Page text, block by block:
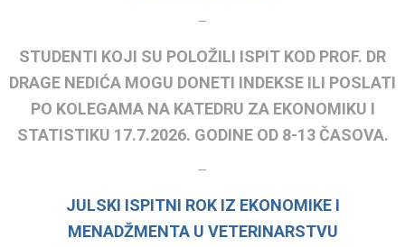
–
STUDENTI KOJI SU POLOŽILI ISPIT KOD PROF. DR
DRAGE NEDIĆA MOGU DONETI INDEKSE ILI POSLATI
PO KOLEGAMA NA KATEDRU ZA EKONOMIKU I
STATISTIKU 17.7.2026. GODINE OD 8-13 ČASOVA.
–
JULSKI ISPITNI ROK IZ EKONOMIKE I
MENADŽMENTA U VETERINARSTVU